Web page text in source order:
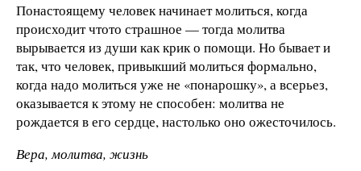
По­настоящему человек начинает молиться, когда
происходит что­то страшное — тогда молитва
вырывается из души как крик о помощи. Но бывает и
так, что человек, привыкший молиться формально,
когда надо молиться уже не «понарошку», а всерьез,
оказывается к этому не способен: молитва не
рождается в его сердце, настолько оно ожесточилось.
Вера, молитва, жизнь